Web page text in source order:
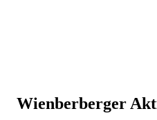
Wienberberger